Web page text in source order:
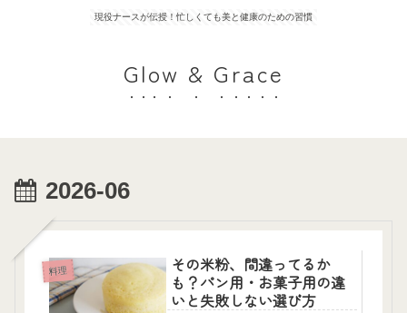
現役ナースが伝授！忙しくても美と健康のための習慣
Glow & Grace
2026-06
料理
その米粉、間違ってるか
も？パン用・お菓子用の違
いと失敗しない選び方